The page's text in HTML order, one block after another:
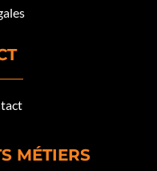
MÉTIERS